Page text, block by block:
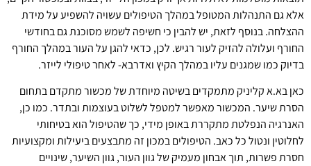
אלא גם התנהלות המטופל במהלך הטיפולים עשויה להשפיע על מידת
ההצלחה. בנוסף לזאת, יש להבין כי חשיפה לשמש מסוכנת גם בחודשי
החורף ועלולה להזיק לעור רגיש. לכן, כדאי להגן על העור במהלך החורף
בדיוק כמו שמגנים עליו במהלך הקיץ ואדרבא- לאחר טיפולי לייזר.
כאן בא.א קליניק מתמקדים בשיטה מיוחדת של מכשור מתקדם בתחום
הסרת שיער. המכשור מאפשר למטפל לשלוט בעוצמות ובתדר. כמו כן,
האנרגיה הנפלטת מתקררת באופן מידי, כך שהטיפול הוא בטיחותי
לחלוטין ונטול כל כאב. הטיפולים במכון זה מתבצעים ביעילות ומקצועיות
חסרת פשרות, תוך אבחון מעמיק של גוון העור, גוון השיער, שינויים